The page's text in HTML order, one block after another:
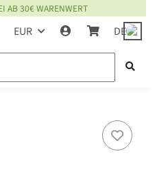
AB 30€ WARENWERT
EUR DE